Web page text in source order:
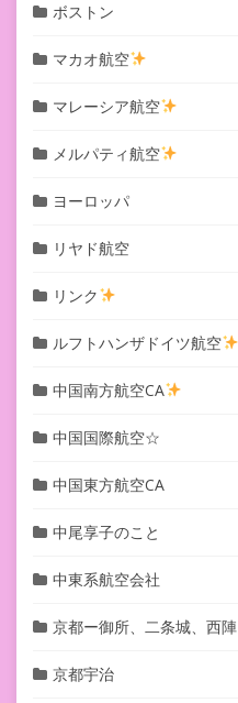
ボストン
マカオ航空
マレーシア航空
メルパティ航空
ヨーロッパ
リヤド航空
リンク
ルフトハンザドイツ航空
中国南方航空CA
中国国際航空☆
中国東方航空CA
中尾享子のこと
中東系航空会社
京都ー御所、二条城、西陣
京都宇治